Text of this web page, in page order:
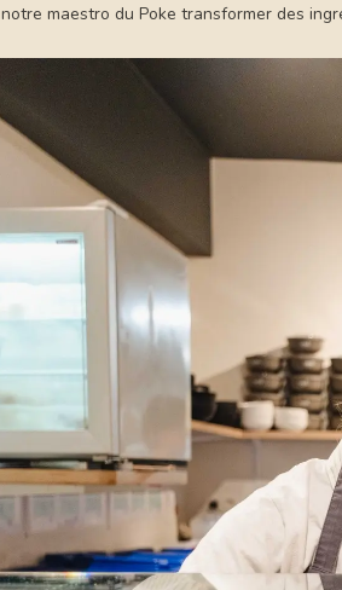
notre maestro du Poke transformer des